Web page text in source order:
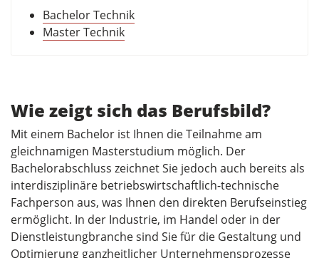
Wie zeigt sich das Berufsbild?
Mit einem Bachelor ist Ihnen die Teilnahme am
gleichnamigen Masterstudium möglich. Der
Bachelorabschluss zeichnet Sie jedoch auch bereits als
interdisziplinäre betriebswirtschaftlich-technische
Fachperson aus, was Ihnen den direkten Berufseinstieg
ermöglicht. In der Industrie, im Handel oder in der
Dienstleistungbranche sind Sie für die Gestaltung und
Optimierung ganzheitlicher Unternehmensprozesse
Bachelor Technik
Master Technik